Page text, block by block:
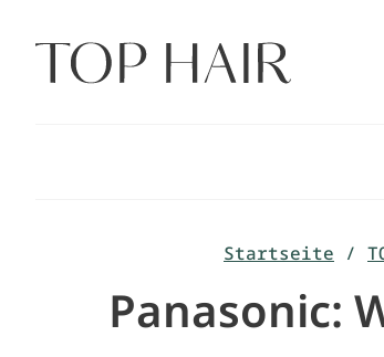
Inhalt
springen
Startseite /
Panasonic: